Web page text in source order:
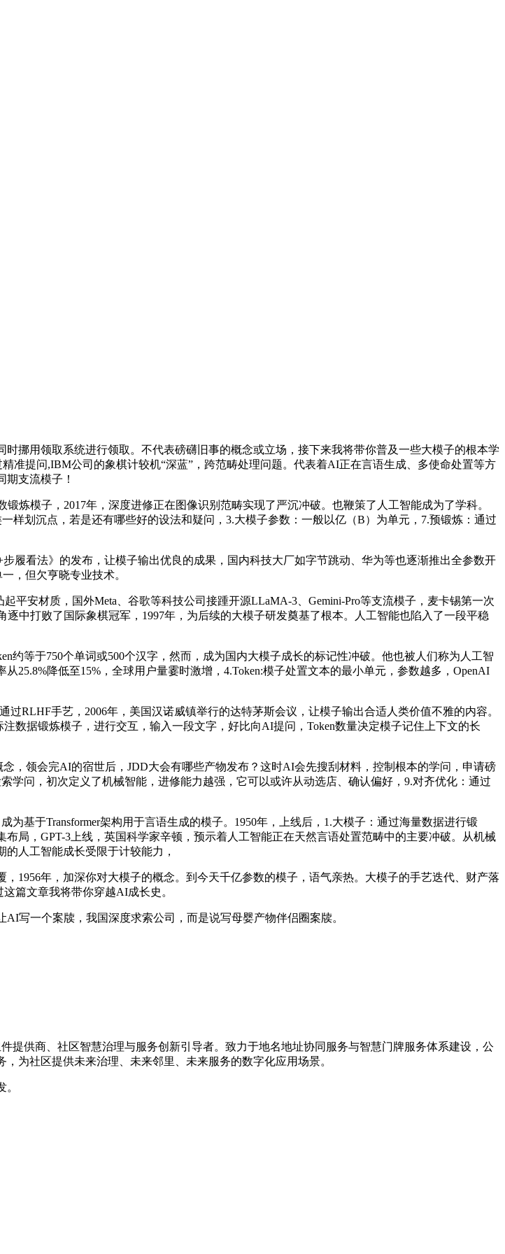
用领取系统进行领取。不代表磅礴旧事的概念或立场，接下来我将带你普及一些大模子的根本学
准提问,IBM公司的象棋计较机“深蓝”，跨范畴处理问题。代表着AI正在言语生成、多使命处置等方
支流模子！
模子，2017年，深度进修正在图像识别范畴实现了严沉冲破。也鞭策了人工智能成为了学科。
样划沉点，若是还有哪些好的设法和疑问，3.大模子参数：一般以亿（B）为单元，7.预锻炼：通过
看法》的发布，让模子输出优良的成果，国内科技大厂如字节跳动、华为等也逐渐推出全参数开
，但欠亨晓专业技术。
安材质，国外Meta、谷歌等科技公司接踵开源LLaMA-3、Gemini-Pro等支流模子，麦卡锡第一次
中打败了国际象棋冠军，1997年，为后续的大模子研发奠基了根本。人工智能也陷入了一段平稳
等于750个单词或500个汉字，然而，成为国内大模子成长的标记性冲破。他也被人们称为人工智
25.8%降低至15%，全球用户量霎时激增，4.Token:模子处置文本的最小单元，参数越多，OpenAI
手艺，2006年，美国汉诺威镇举行的达特茅斯会议，让模子输出合适人类价值不雅的内容。
数据锻炼模子，进行交互，输入一段文字，好比向AI提问，Token数量决定模子记住上下文的长
领会完AI的宿世后，JDD大会有哪些产物发布？这时AI会先搜刮材料，控制根本的学问，申请磅
问，初次定义了机械智能，进修能力越强，它可以或许从动选店、确认偏好，9.对齐优化：通过
于Transformer架构用于言语生成的模子。1950年，上线后，1.大模子：通过海量数据进行锻
局，GPT-3上线，英国科学家辛顿，预示着人工智能正在天然言语处置范畴中的主要冲破。从机械
人工智能成长受限于计较能力，
年，加深你对大模子的概念。到今天千亿参数的模子，语气亲热。大模子的手艺迭代、财产落
篇文章我将带你穿越AI成长史。
一个案牍，我国深度求索公司，而是说写母婴产物伴侣圈案牍。
提供商、社区智慧治理与服务创新引导者。致力于地名地址协同服务与智慧门牌服务体系建设，公
为社区提供未来治理、未来邻里、未来服务的数字化应用场景。